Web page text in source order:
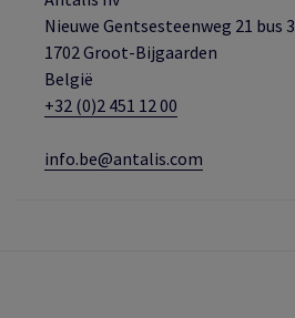
Nieuwe Gentsesteenweg 21 bus 3
1702 Groot-Bijgaarden
België
+32 (0)2 451 12 00
info.be@antalis.com